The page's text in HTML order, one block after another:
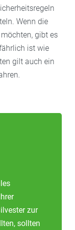
Wenn die
gibt es
ist wie
gilt auch ein
zur
sollten